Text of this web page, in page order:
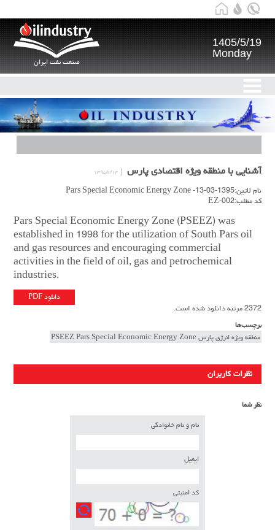
صنعت نفت ایران
1405/5/19
Monday
آشنایی با منطقه ویژه اقتصادی پارس ۱۳۹۵/۳/۱۴
نام لاتین:1395-03-13- Pars Special Economic Energy Zone
کد مطلب:EZ-002
Pars Special Economic Energy Zone (PSEEZ) was
established in ‎‏1998‏‎ for the utilization of South ‎Pars oil
and gas resources and encouraging commercial
activities in the field of oil, gas and ‎petrochemical
industries.‎
دانلود PDF
2372 مرتبه دانلود شده است.
برچسب‌ها
منطقه ویژه انرژی پارس PSEEZ Pars Special Economic Energy Zone
نظرات کاربران
نظر شما
نام و نام خانوادگی
ایمیل
کد امنیتی